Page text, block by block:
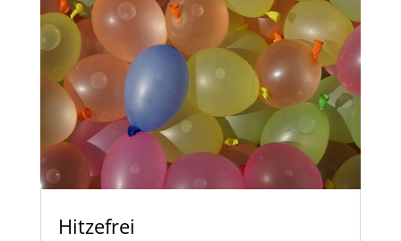
Hitzefrei